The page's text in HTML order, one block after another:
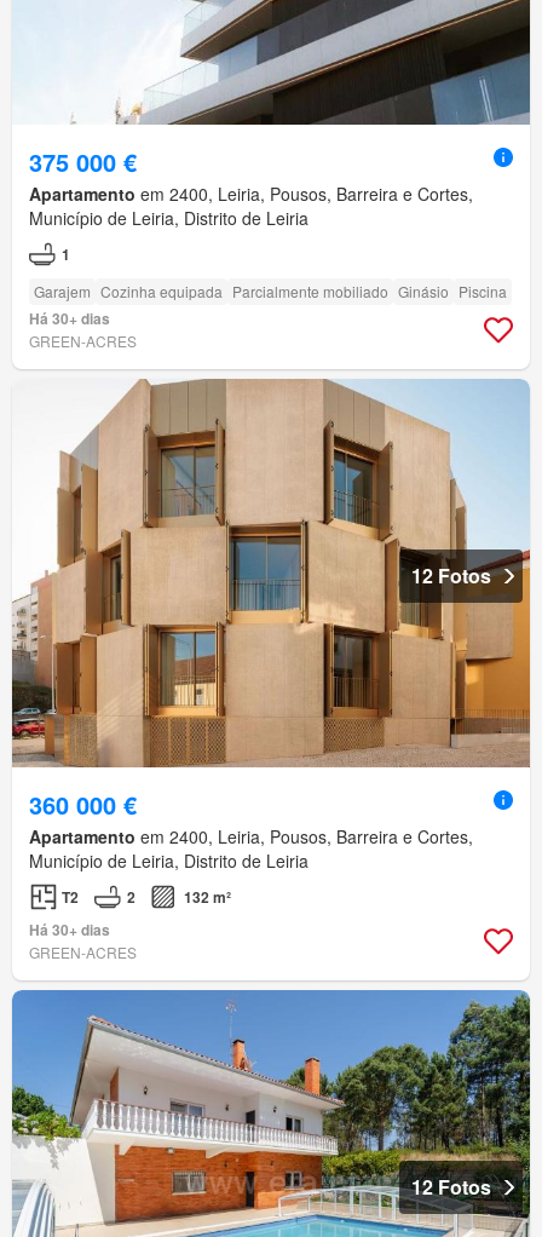
375 000 €
Apartamento em 2400, Leiria, Pousos, Barreira e Cortes,
Município de Leiria, Distrito de Leiria
1
Garajem Cozinha equipada Parcialmente mobiliado Ginásio Piscina
Há 30+ dias
GREEN-ACRES
12 Fotos
360 000 €
Apartamento em 2400, Leiria, Pousos, Barreira e Cortes,
Município de Leiria, Distrito de Leiria
T2 2
132 m²
Há 30+ dias
GREEN-ACRES
12 Fotos